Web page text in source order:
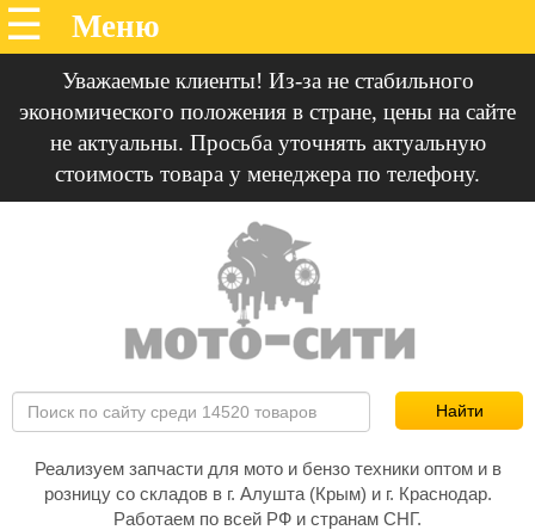
Уважаемые клиенты! Из-за не стабильного
экономического положения в стране, цены на сайте
не актуальны. Просьба уточнять актуальную
стоимость товара у менеджера по телефону.
Реализуем запчасти для мото и бензо техники оптом и в
розницу со складов в г. Алушта (Крым) и г. Краснодар.
Работаем по всей РФ и странам СНГ.